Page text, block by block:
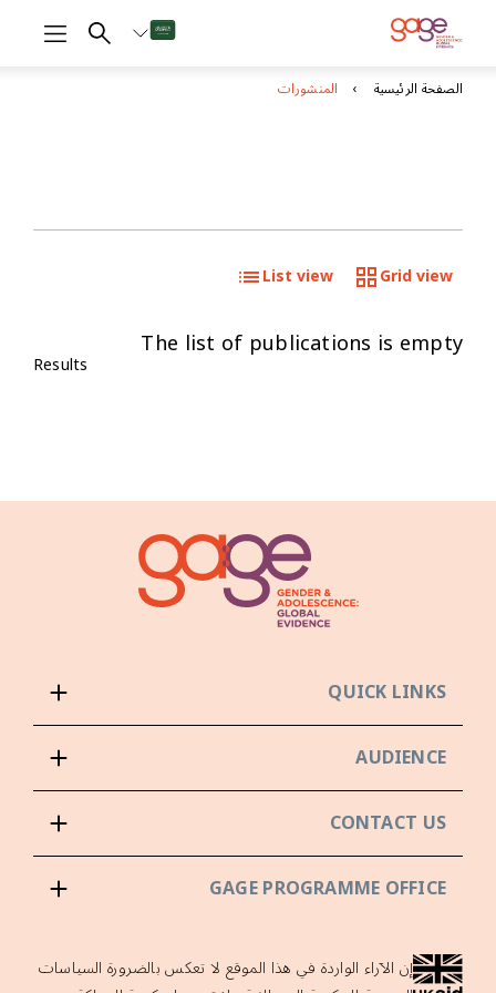
الصفحة الرئيسية المنشورات
Grid view
List view
The list of publications is empty
Results
QUICK LINKS
AUDIENCE
CONTACT US
GAGE PROGRAMME OFFICE
إن الآراء الواردة في هذا الموقع لا تعكس بالضرورة السياسات